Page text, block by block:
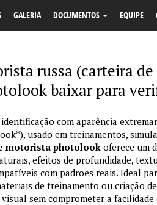
GALERIA DOCUMENTOS EQUIPE
russa (carteira
baixar para
com aparência
usado em treinamentos,
motorista photolook oferece um
efeitos de profundidade,
com padrões reais. Ideal
de treinamento ou criação
sem comprometer a facilidade